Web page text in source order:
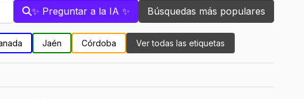
✨ Preguntar a la IA ✨ Búsquedas más populares
Jaén Córdoba Ver todas las etiquetas